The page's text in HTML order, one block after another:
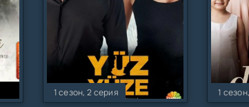
1 сезон, 2 серия 1